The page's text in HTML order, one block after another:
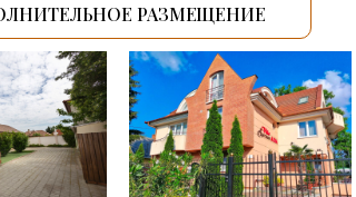
РАЗМЕЩЕНИЕ